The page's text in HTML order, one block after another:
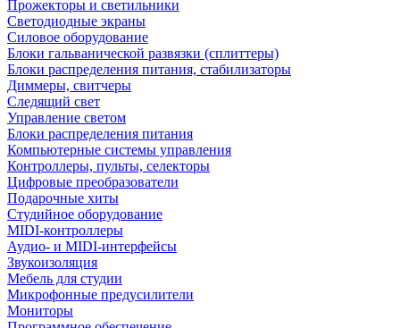
Прожекторы и светильники
Светодиодные экраны
Силовое оборудование
Блоки гальванической развязки (сплиттеры)
Блоки распределения питания, стабилизаторы
Диммеры, свитчеры
Следящий свет
Управление светом
Блоки распределения питания
Компьютерные системы управления
Контроллеры, пульты, селекторы
Цифровые преобразователи
Подарочные хиты
Студийное оборудование
MIDI-контроллеры
Аудио- и MIDI-интерфейсы
Звукоизоляция
Мебель для студии
Микрофонные предусилители
Мониторы